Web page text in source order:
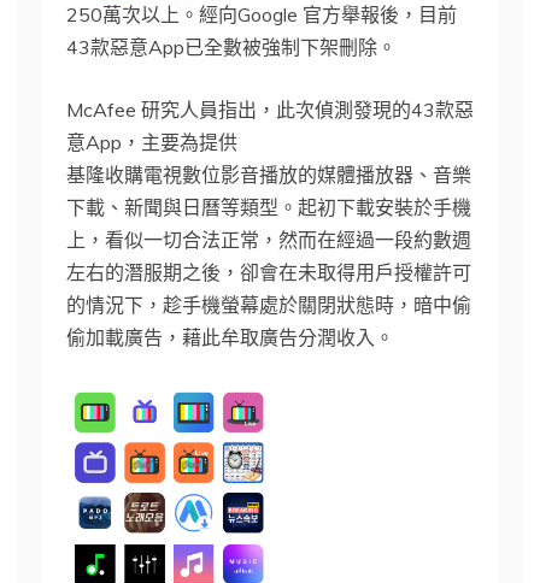
250萬次以上。經向Google 官方舉報後，目前
43款惡意App已全數被強制下架刪除。
McAfee 研究人員指出，此次偵測發現的43款惡
意App，主要為提供
基隆收購電視數位影音播放的媒體播放器、音樂
下載、新聞與日曆等類型。起初下載安裝於手機
上，看似一切合法正常，然而在經過一段約數週
左右的潛服期之後，卻會在未取得用戶授權許可
的情況下，趁手機螢幕處於關閉狀態時，暗中偷
偷加載廣告，藉此牟取廣告分潤收入。